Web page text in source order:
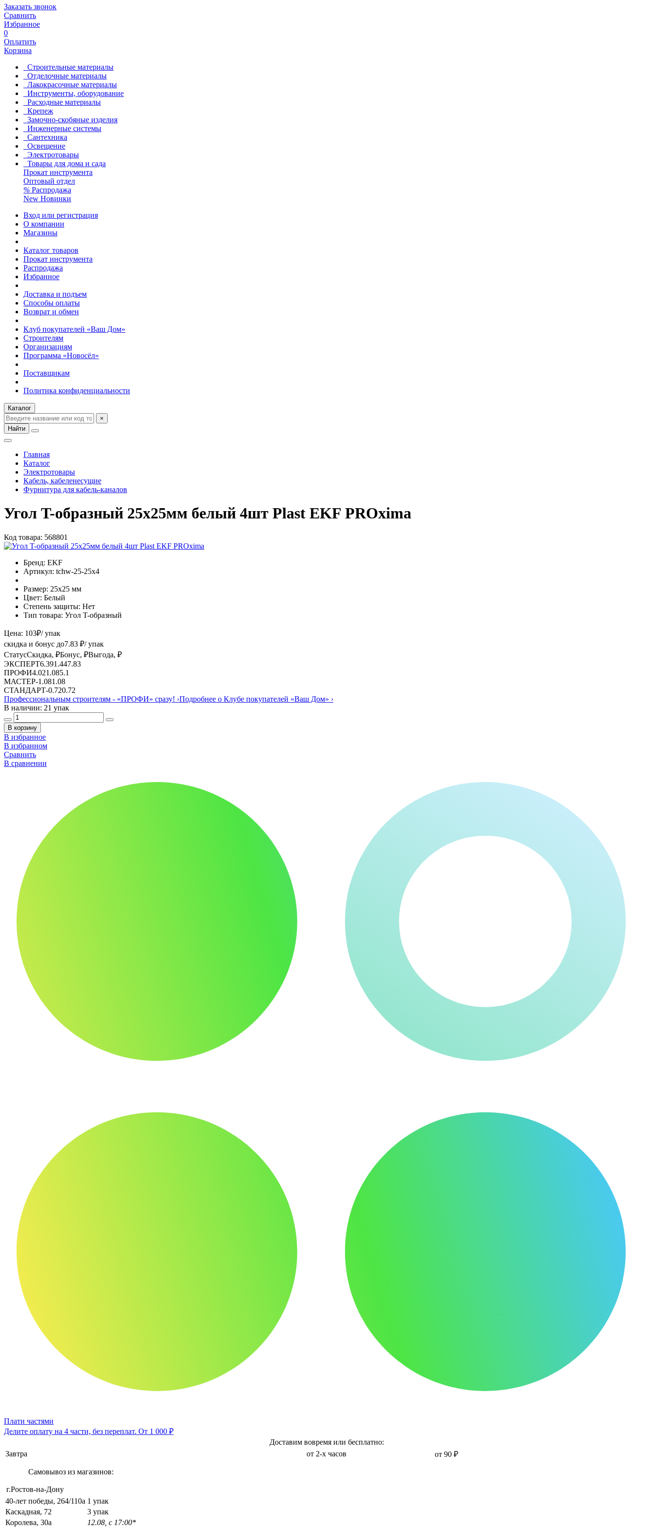
Заказать звонок
Сравнить
Избранное
0
Оплатить
Корзина
Строительные материалы
Отделочные материалы
Лакокрасочные материалы
Инструменты, оборудование
Расходные материалы
Крепеж
Замочно-скобяные изделия
Инженерные системы
Сантехника
Освещение
Электротовары
Товары для дома и сада
Прокат инструмента
Оптовый отдел
% Распродажа
New Новинки
Вход или регистрация
О компании
Магазины
Каталог товаров
Прокат инструмента
Распродажа
Избранное
Доставка и подъем
Способы оплаты
Возврат и обмен
Клуб покупателей «Ваш Дом»
Строителям
Организациям
Программа «Новосёл»
Поставщикам
Политика конфиденциальности
Каталог
×
Найти
Главная
Каталог
Электротовары
Кабель, кабеленесущие
Фурнитура для кабель-каналов
Угол T-образный 25х25мм белый 4шт Plast EKF PROxima
Код товара: 568801
Бренд: EKF
Артикул: tchw-25-25x4
Размер: 25х25 мм
Цвет: Белый
Степень защиты: Нет
Тип товара: Угол T-образный
Цена: 103₽/ упак
скидка и бонус до7.83 ₽/ упак
СтатусСкидка, ₽Бонус, ₽Выгода, ₽
ЭКСПЕРТ6.391.447.83
ПРОФИ4.021.085.1
МАСТЕР-1.081.08
СТАНДАРТ-0.720.72
Профессиональным строителям - «ПРОФИ» сразу! ›Подробнее о Клубе покупателей «Ваш Дом» ›
В наличии: 21 упак
В корзину
В избранное
В избранном
Сравнить
В сравнении
Плати частями
Делите оплату на 4 части, без переплат. От 1 000 ₽
Доставим вовремя или бесплатно:
Завтра
от 2-х часов от 90 ₽
Самовывоз из магазинов:
г.Ростов-на-Дону
40-лет победы, 264/110а 1 упак
Каскадная, 72
3 упак
Королева, 30а
12.08, с 17:00*